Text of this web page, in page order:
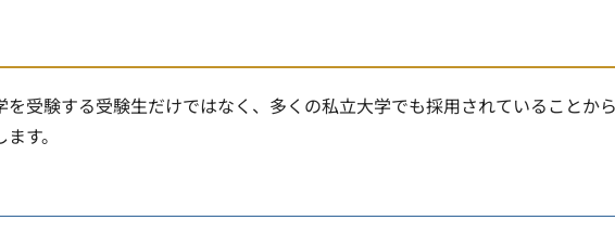
受験する受験生だけではなく、多くの私立大学でも採用されていることか
ます。